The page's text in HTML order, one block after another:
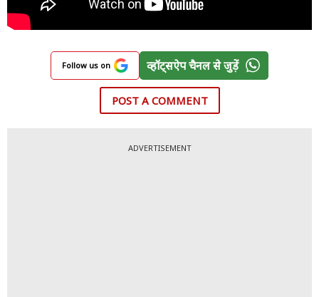
Follow us on व्हॉट्सऐप चैनल से जुड़ें
POST A COMMENT
ADVERTISEMENT